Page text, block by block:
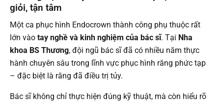
giỏi, tận tâm
Một ca phục hình Endocrown thành công phụ thuộc rất
lớn vào tay nghề và kinh nghiệm của bác sĩ. Tại Nha
khoa BS Thương, đội ngũ bác sĩ đã có nhiều năm thực
hành chuyên sâu trong lĩnh vực phục hình răng phức tạp
– đặc biệt là răng đã điều trị tủy.
Bác sĩ không chỉ thực hiện đúng kỹ thuật, mà còn hiểu rõ